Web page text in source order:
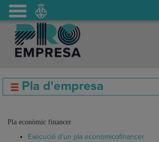
Pla d'empresa
Pla econòmic financer
Execució d’un pla econòmicofinancer